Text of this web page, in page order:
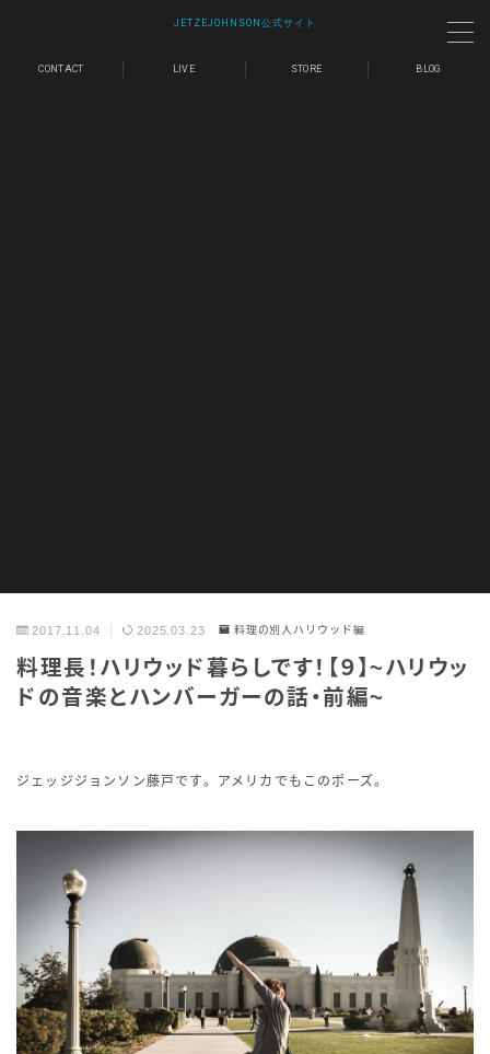
JETZEJOHNSON公式サイト
MENU
CONTACT LIVE STORE BLOG
2017.11.04 2025.03.23 料理の別人ハリウッド編
料理長！ハリウッド暮らしです！【９】~ハリウッ
ドの音楽とハンバーガーの話・前編~
ジェッジジョンソン藤戸です。アメリカでもこのポーズ。